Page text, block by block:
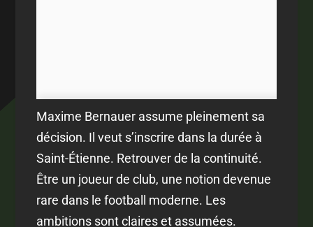
Maxime Bernauer assume pleinement sa
décision. Il veut s’inscrire dans la durée à
Saint-Étienne. Retrouver de la continuité.
Être un joueur de club, une notion devenue
rare dans le football moderne. Les
ambitions sont claires et assumées.